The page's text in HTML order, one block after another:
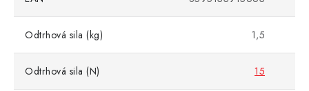
Odtrhová sila (kg) 1,5
Odtrhová sila (N) 15